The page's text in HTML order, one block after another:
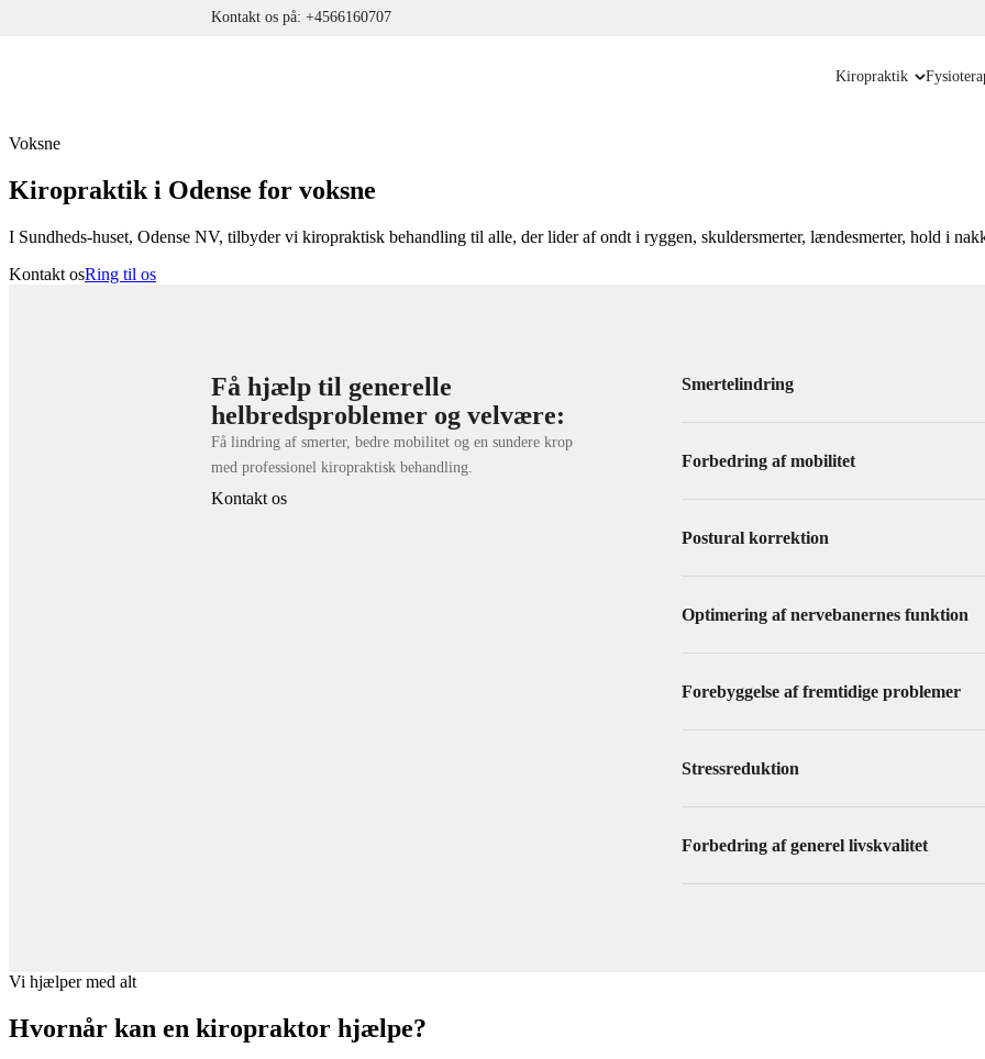
Kontakt os på: +4566160707
Kiropraktik
Voksne
Kiropraktik i Odense for voksne
I Sundheds-huset, Odense NV, tilbyder vi kiropraktisk behandling til alle, der lider af ondt i ryggen, skuldersmerter, lændesmerter, hold i
Kontakt osRing til os
Få hjælp til generelle
helbredsproblemer og velvære:
Få lindring af smerter, bedre mobilitet og en sundere krop
med professionel kiropraktisk behandling.
Kontakt os
Smertelindring
Forbedring af mobilitet
Postural korrektion
Optimering af nervebanernes funktion
Forebyggelse af fremtidige problemer
Stressreduktion
Forbedring af generel livskvalitet
Vi hjælper med alt
Hvornår kan en kiropraktor hjælpe?